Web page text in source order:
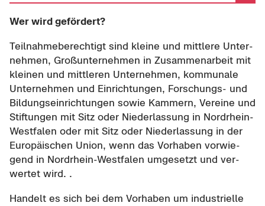
Wer wird ge­för­dert?
Teil­nah­me­be­rech­tigt sind klei­ne und mitt­le­re Un­ter­
neh­men, Groß­un­ter­neh­men in Zu­sam­men­ar­beit mit
klei­nen und mitt­le­ren Un­ter­neh­men, kom­mu­na­le
Un­ter­neh­men und Ein­rich­tun­gen, Forschungs-​ und
Bil­dungs­ein­rich­tun­gen sowie Kam­mern, Ver­ei­ne und
Stif­tun­gen mit Sitz oder Nie­der­las­sung in Nordrhein-​
Westfalen oder mit Sitz oder Nie­der­las­sung in der
Eu­ro­päi­schen Union, wenn das Vor­ha­ben vor­wie­
gend in Nordrhein-​Westfalen um­ge­setzt und ver­
wer­tet wird. .
Han­delt es sich bei dem Vor­ha­ben um in­dus­tri­el­le